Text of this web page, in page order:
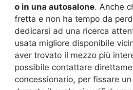
o in una autosalone. Anche
fretta e non ha tempo da
dedicarsi ad una ricerca
usata migliore disponibile
aver trovato il mezzo più
possibile contattare
concessionario, per fissare